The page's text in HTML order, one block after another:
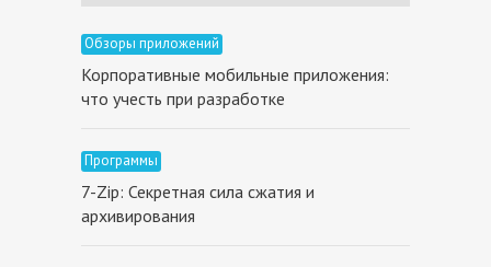
Обзоры приложений
Корпоративные мобильные приложения:
что учесть при разработке
Программы
7-Zip: Секретная сила сжатия и
архивирования